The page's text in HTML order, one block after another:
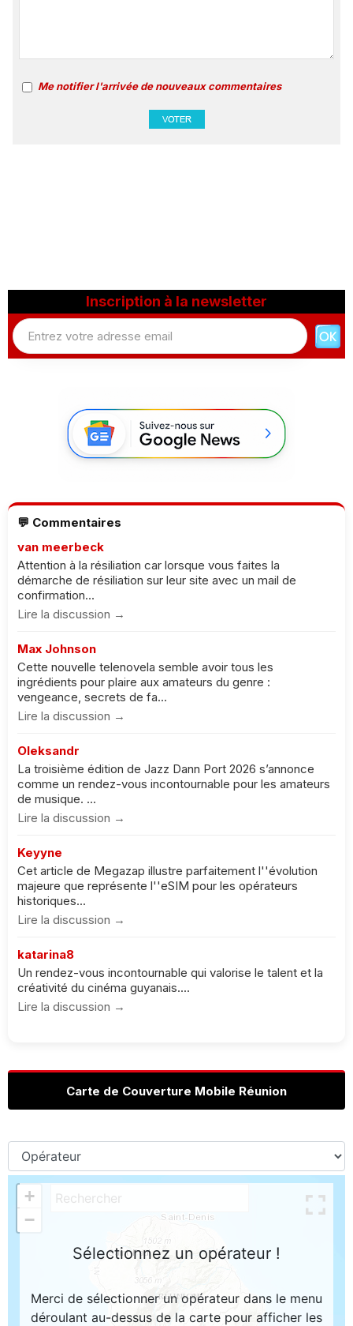
Me notifier l'arrivée de nouveaux commentaires
Inscription à la newsletter
💬 Commentaires
van meerbeck
Attention à la résiliation car lorsque vous faites la
démarche de résiliation sur leur site avec un mail de
confirmation...
Lire la discussion →
Max Johnson
Cette nouvelle telenovela semble avoir tous les
ingrédients pour plaire aux amateurs du genre :
vengeance, secrets de fa...
Lire la discussion →
Oleksandr
La troisième édition de Jazz Dann Port 2026 s’annonce
comme un rendez-vous incontournable pour les amateurs
de musique. ...
Lire la discussion →
Keyyne
Cet article de Megazap illustre parfaitement l''évolution
majeure que représente l''eSIM pour les opérateurs
historiques...
Lire la discussion →
katarina8
Un rendez-vous incontournable qui valorise le talent et la
créativité du cinéma guyanais....
Lire la discussion →
Carte de Couverture Mobile Réunion